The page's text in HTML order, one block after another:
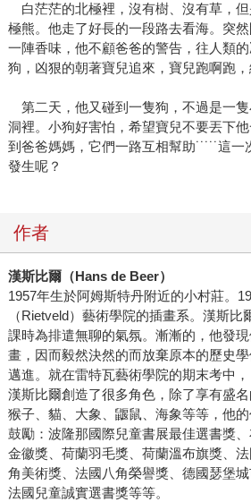
白茫茫的北極裡，沒有樹、沒有草，
極熊。他走了好長的一段路去看海。突
一陣香味，他不顧爸爸的警告，往人類
狗，凶狠的朝著寶兒追來，寶兒跑啊跑，
第二天，他又碰到一隻狗，不過是一
洞裡。小狗好害怕，希望寶兒不要丟下
到爸爸媽媽，它們一路互相幫助˙˙˙˙˙這
發生呢？
作者
漢斯比爾（Hans de Beer）
1957年生於阿姆斯特丹附近的小村莊。
（Rietveld）藝術學院的插畫系。漢斯比
課時為排遣無聊的氣氛。漸漸的，他發
畫，因而毅然決然的而放棄原本的歷史
邁進。就在雷特瓦藝術學院的期末考中
漢斯比爾創造了很多角色，除了享有盛
猴子、貓、大象、鼴鼠、海象等等，他
鼓勵：波隆那國際兒童書展最佳選書獎、
金徽獎、荷蘭羽毛獎、荷蘭溫布旗獎、
角美術獎、法國八角榮譽獎、德國瑟堡城
法國兒童誠實選書獎等等。